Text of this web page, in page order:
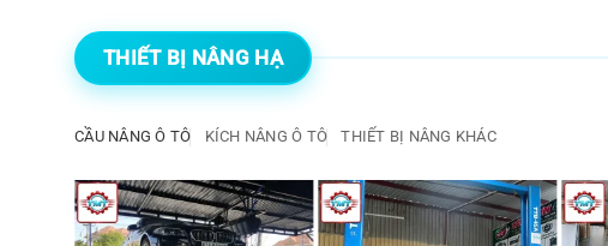
THIẾT BỊ NÂNG HẠ
CẦU NÂNG Ô TÔ KÍCH NÂNG Ô TÔ THIẾT BỊ NÂNG KHÁC